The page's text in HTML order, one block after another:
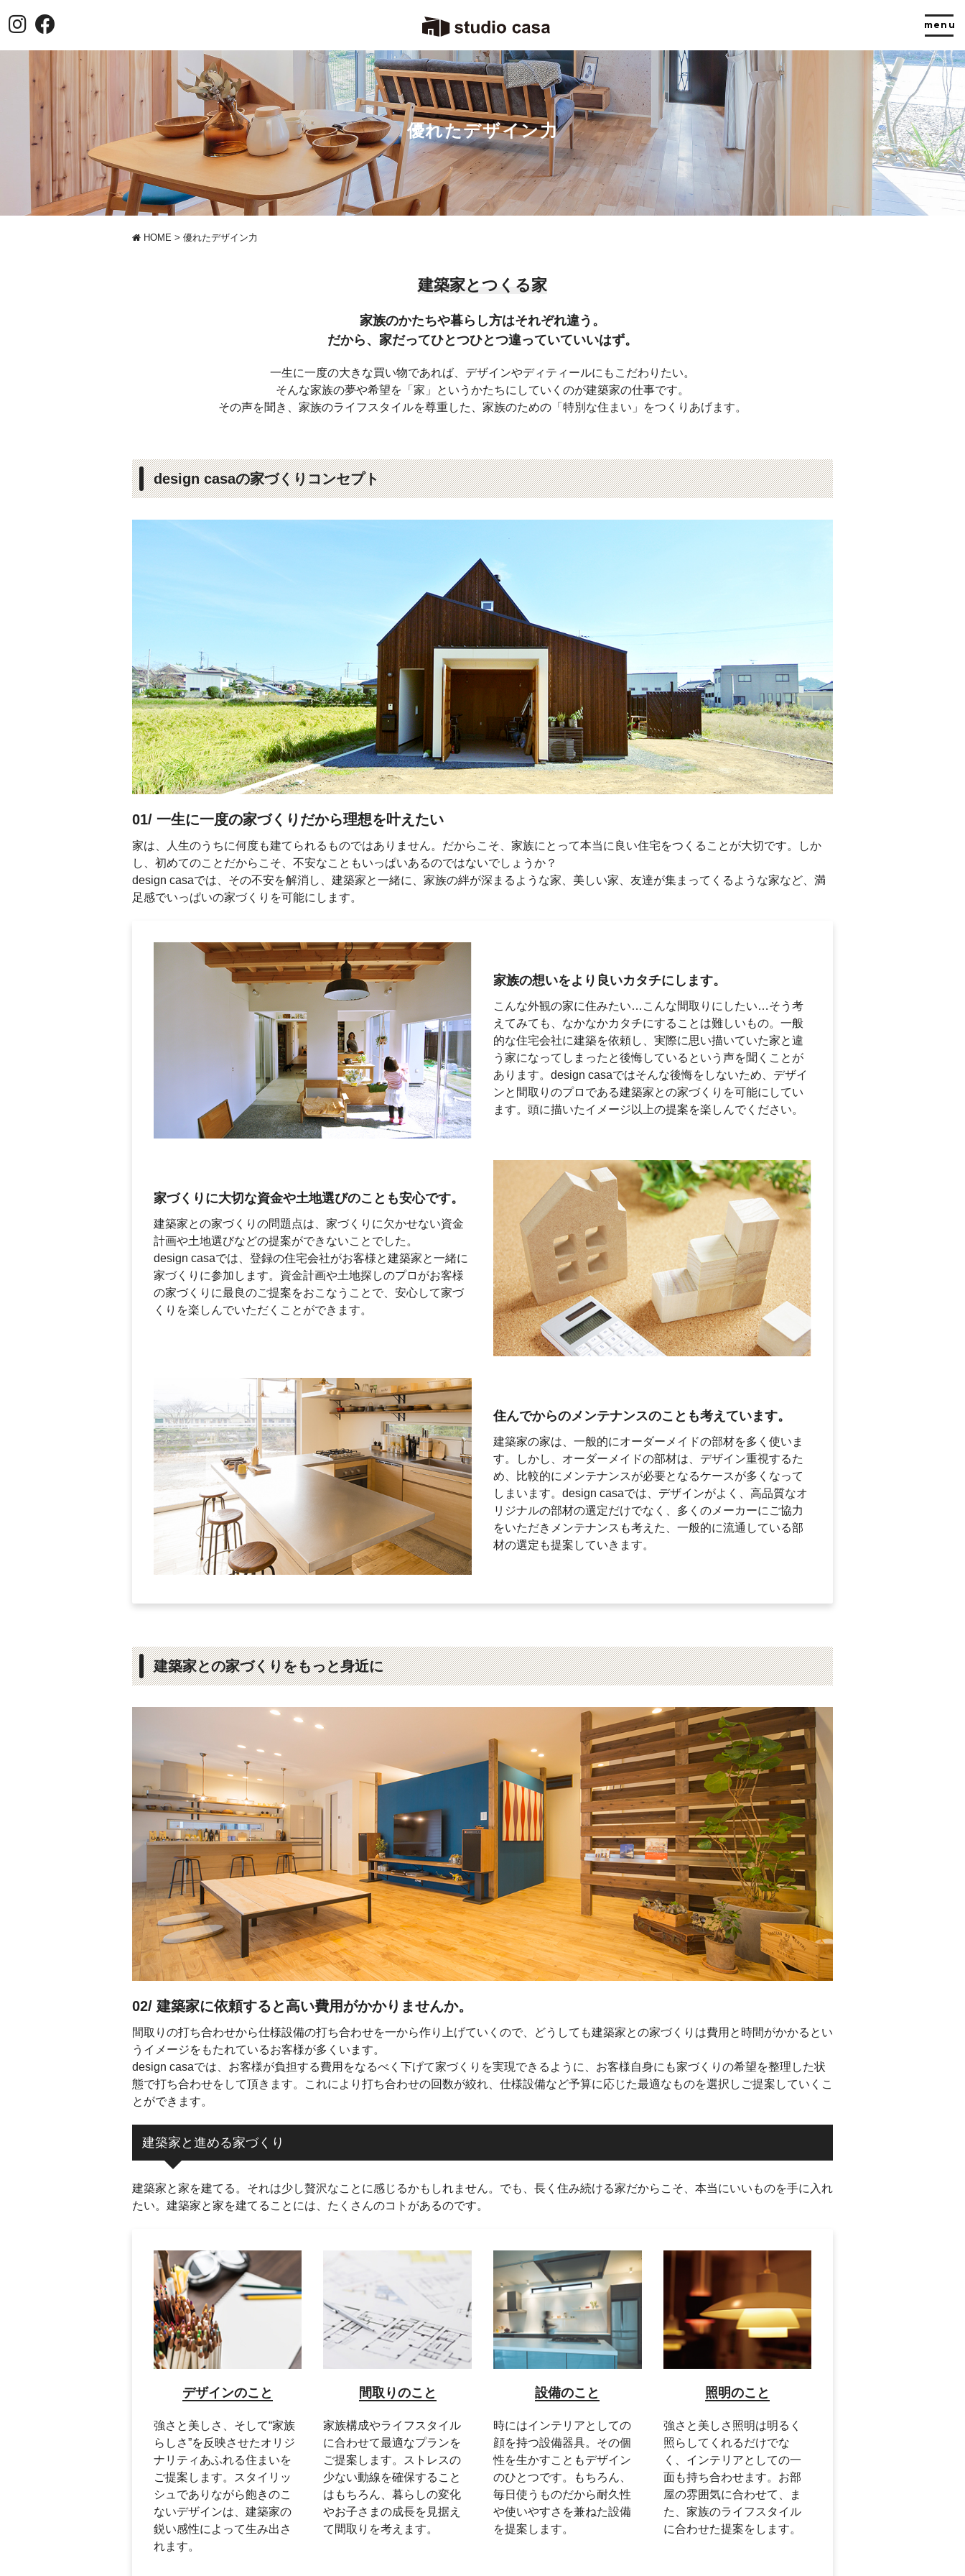
優れたデザイン力
HOME> 優れたデザイン力
建築家とつくる家
家族のかたちや暮らし方はそれぞれ違う。
だから、家だってひとつひとつ違っていていいはず。
一生に一度の大きな買い物であれば、デザインやディティールにもこだわりたい。
そんな家族の夢や希望を「家」というかたちにしていくのが建築家の仕事です。
その声を聞き、家族のライフスタイルを尊重した、家族のための「特別な住まい」をつくりあげます。
design casaの家づくりコンセプト
01/ 一生に一度の家づくりだから理想を叶えたい
家は、人生のうちに何度も建てられるものではありません。だからこそ、家族にとって本当に良い住宅をつくることが大切です。しか
し、初めてのことだからこそ、不安なこともいっぱいあるのではないでしょうか？
design casaでは、その不安を解消し、建築家と一緒に、家族の絆が深まるような家、美しい家、友達が集まってくるような家など、満
足感でいっぱいの家づくりを可能にします。
家族の想いをより 良いカタチにします。
こんな外観の家に住みたい…こんな間取りにしたい…そう考
えてみても、なかなかカタチにすることは難しいもの。一般
的な住宅会社に建築を依頼し、実際に思い描いていた家と違
う家になってしまったと後悔しているという声を聞くことが
あります。design casaではそんな後悔をしないため、デザイ
ンと間取りのプロである建築家との家づくりを可能にしてい
ます。頭に描いたイメージ以上の提案を楽しんでください。
家づくりに大切な資金や土地選びのことも安心です。
建築家との家づくりの問題点は、家づくりに欠かせない資金
計画や土地選びなどの提案ができないことでした。
design casaでは、登録の住宅会社がお客様と建築家と一緒に
家づくりに参加します。資金計画や土地探しのプロがお客様
の家づくりに最良のご提案をおこなうことで、安心して家づ
くりを楽しんでいただくことができます。
住んでからのメンテナンスのことも考えています。
建築家の家は、一般的にオーダーメイドの部材を多く使いま
す。しかし、オーダーメイドの部材は、デザイン重視するた
め、比較的にメンテナンスが必要となるケースが多くなって
しまいます。design casaでは、デザインがよく、高品質なオ
リジナルの部材の選定だけでなく、多くのメーカーにご協力
をいただきメンテナンスも考えた、一般的に流通している部
材の選定も提案していきます。
建築家との家づくりをもっと身近に
02/ 建築家に依頼すると高い費用がかかりませんか。
間取りの打ち合わせから仕様設備の打ち合わせを一から作り上げていくので、どうしても建築家との家づくりは費用と時間がかかるとい
うイメージをもたれているお客様が多くいます。
design casaでは、お客様が負担する費用をなるべく下げて家づくりを実現できるように、お客様自身にも家づくりの希望を整理した状
態で打ち合わせをして頂きます。これにより打ち合わせの回数が絞れ、仕様設備など予算に応じた最適なものを選択しご提案していくこ
とができます。
建築家と進める家づくり
建築家と家を建てる。それは少し贅沢なことに感じるかもしれません。でも、長く住み続ける家だからこそ、本当にいいものを手に入れ
たい。建築家と家を建てることには、たくさんのコトがあるのです。
デザインのこと
強さと美しさ、そして“家族
らしさ”を反映させたオリジ
ナリティあふれる住まいを
ご提案します。スタイリッ
シュでありながら飽きのこ
ないデザインは、建築家の
鋭い感性によって生み出さ
れます。
間取りのこと
家族構成やライフスタイル
に合わせて最適なプランを
ご提案します。ストレスの
少ない動線を確保すること
はもちろん、暮らしの変化
やお子さまの成長を見据え
て間取りを考えます。
設備のこと
時にはインテリアとしての
顔を持つ設備器具。その個
性を生かすこともデザイン
のひとつです。もちろん、
毎日使うものだから耐久性
や使いやすさを兼ねた設備
を提案します。
照明のこと
強さと美しさ照明は明るく
照らしてくれるだけでな
く、インテリアとしての一
面も持ち合わせます。お部
屋の雰囲気に合わせて、ま
た、家族のライフスタイル
に合わせた提案をします。